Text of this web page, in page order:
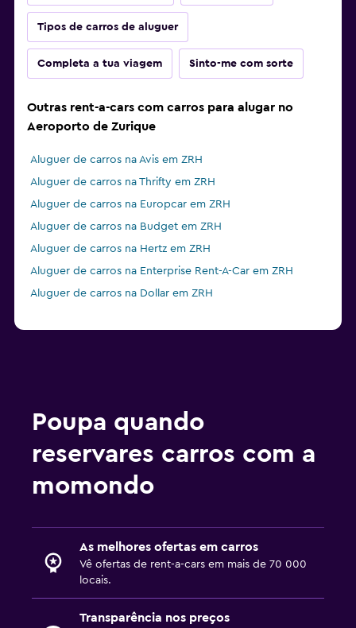
Tipos de carros de aluguer
Completa a tua viagem Sinto-me com sorte
Outras rent-a-cars com carros para alugar no
Aeroporto de Zurique
Aluguer de carros na Avis em ZRH
Aluguer de carros na Thrifty em ZRH
Aluguer de carros na Europcar em ZRH
Aluguer de carros na Budget em ZRH
Aluguer de carros na Hertz em ZRH
Aluguer de carros na Enterprise Rent-A-Car em ZRH
Aluguer de carros na Dollar em ZRH
Poupa quando
reservares carros com a
momondo
As melhores ofertas em carros
Vê ofertas de rent-a-cars em mais de 70 000
locais.
Transparência nos preços